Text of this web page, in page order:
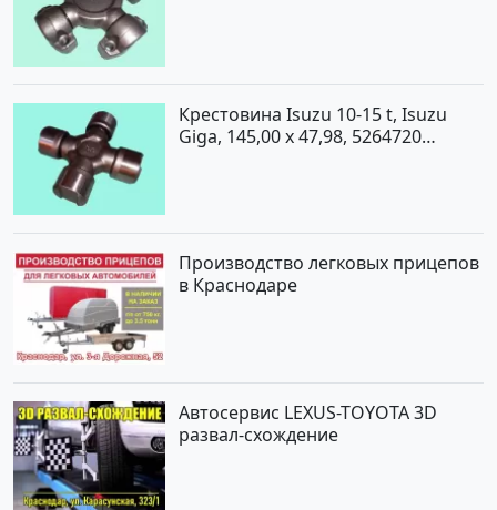
Крестовина Isuzu 10-15 t, Isuzu
Giga, 145,00 x 47,98, 5264720
Производство легковых прицепов
в Краснодаре
Автосервис LEXUS-TOYOTA 3D
развал-схождение